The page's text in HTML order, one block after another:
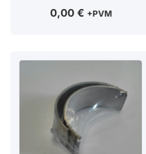
0,00 € +PVM